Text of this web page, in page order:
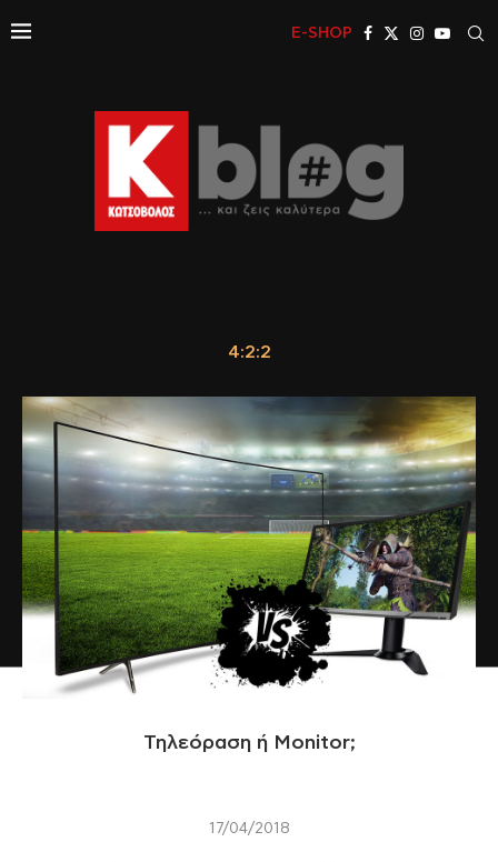
E-SHOP
4:2:2
Τηλεόραση ή Monitor;
17/04/2018